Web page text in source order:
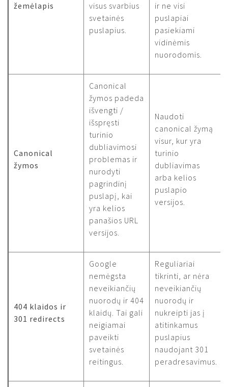
žemėlapis
visus svarbius
svetainės
puslapius.
ir ne visi
puslapiai
pasiekiami
vidinėmis
nuorodomis.
Canonical
žymos
Canonical
žymos padeda
išvengti /
išspręsti
turinio
dubliavimosi
problemas ir
nurodyti
pagrindinį
puslapį, kai
yra kelios
panašios URL
versijos.
Naudoti
canonical žymą
visur, kur yra
turinio
dubliavimas
arba kelios
puslapio
versijos.
404 klaidos ir
301 redirects
Google
nemėgsta
neveikiančių
nuorodų ir 404
klaidų. Tai gali
neigiamai
paveikti
svetainės
reitingus.
Reguliariai
tikrinti, ar nėra
neveikiančių
nuorodų ir
nukreipti jas į
atitinkamus
puslapius
naudojant 301
peradresavimus.